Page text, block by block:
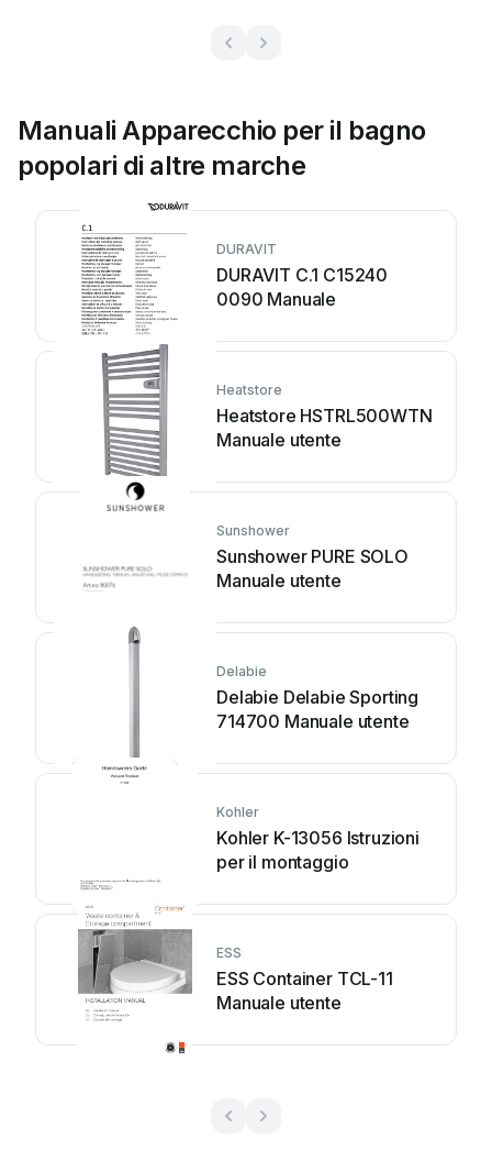
Manuali Apparecchio per il bagno
popolari di altre marche
DURAVIT
DURAVIT C.1 C15240
0090 Manuale
Heatstore
Heatstore HSTRL500WTN
Manuale utente
Sunshower
Sunshower PURE SOLO
Manuale utente
Delabie
Delabie Delabie Sporting
714700 Manuale utente
Kohler
Kohler K-13056 Istruzioni
per il montaggio
ESS
ESS Container TCL-11
Manuale utente